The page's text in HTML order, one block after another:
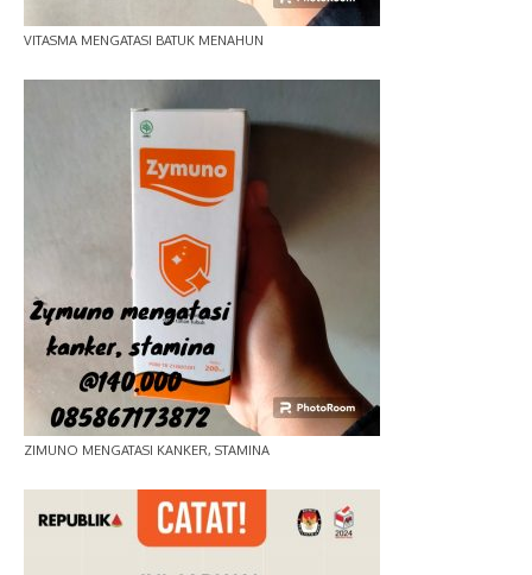
VITASMA MENGATASI BATUK MENAHUN
ZIMUNO MENGATASI KANKER, STAMINA